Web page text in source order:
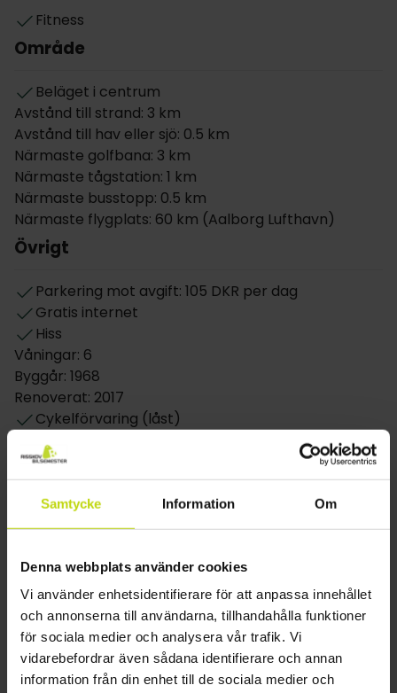
Samtycke Information Om
Denna webbplats använder cookies
Vi använder enhetsidentifierare för att anpassa innehållet
och annonserna till användarna, tillhandahålla funktioner
för sociala medier och analysera vår trafik. Vi
vidarebefordrar även sådana identifierare och annan
information från din enhet till de sociala medier och
hamnen.
Hotellet har också en trevlig bar, John Bull, där ni kan
vädret tillåter.
Hotel Jutlandia erbjuder dessutom gymfaciliteter av
hög standard på Fitness Jutlandia. Alla övernattande
gäster har gratis entré till gymmet. Vänligen vänd er
till receptionen för tillträde.
Parkering finns mot daglig avgift. WiFi är gratis på
hotellet.
Om rummen
Hotel Jutlandia har 100 ljust inredda rum. Det finns
både enkel- och dubbelrum och det är möjligt att få
en extrasäng på dubbelrummen. Alla rum har eget
badrum samt alla andra faciliteter som man kan
förvänta sig på ett 4-stjärnigt hotell som minibar, TV
och hårtork. Rummen har utsikt antingen över
staden eller hamnen.
Fitness
Område
Beläget i centrum
Avstånd till strand: 3 km
Avstånd till hav eller sjö: 0.5 km
Närmaste golfbana: 3 km
Närmaste tågstation: 1 km
Närmaste busstopp: 0.5 km
Närmaste flygplats: 60 km (Aalborg Lufthavn)
Övrigt
Parkering mot avgift: 105 DKR per dag
Gratis internet
Hiss
Våningar: 6
Byggår: 1968
Renoverat: 2017
Cykelförvaring (låst)
Laddningsplats för elbil: Mot avgift
Restaurang
Restaurang
Bar
Möjlighet till laktosfri kost
Möjlighet till glutenfri kost
Möjlighet till vegetarisk kost
Rum